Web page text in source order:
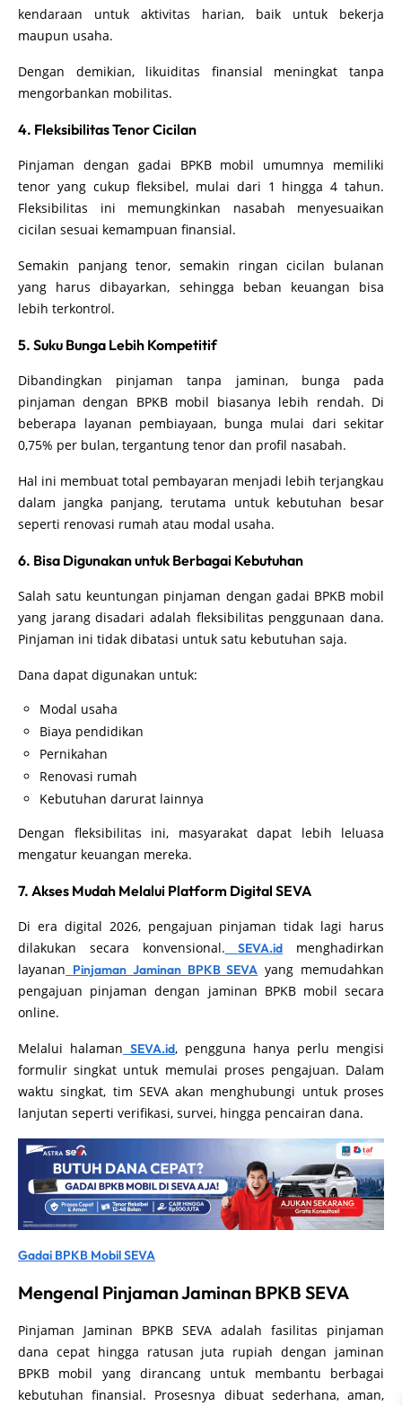
kendaraan untuk aktivitas harian, baik untuk bekerja
maupun usaha.
Dengan demikian, likuiditas finansial meningkat tanpa
mengorbankan mobilitas.
4. Fleksibilitas Tenor Cicilan
Pinjaman dengan gadai BPKB mobil umumnya memiliki
tenor yang cukup fleksibel, mulai dari 1 hingga 4 tahun.
Fleksibilitas ini memungkinkan nasabah menyesuaikan
cicilan sesuai kemampuan finansial.
Semakin panjang tenor, semakin ringan cicilan bulanan
yang harus dibayarkan, sehingga beban keuangan bisa
lebih terkontrol.
5. Suku Bunga Lebih Kompetitif
Dibandingkan pinjaman tanpa jaminan, bunga pada
pinjaman dengan BPKB mobil biasanya lebih rendah. Di
beberapa layanan pembiayaan, bunga mulai dari sekitar
0,75% per bulan, tergantung tenor dan profil nasabah.
Hal ini membuat total pembayaran menjadi lebih terjangkau
dalam jangka panjang, terutama untuk kebutuhan besar
seperti renovasi rumah atau modal usaha.
6. Bisa Digunakan untuk Berbagai Kebutuhan
Salah satu keuntungan pinjaman dengan gadai BPKB mobil
yang jarang disadari adalah fleksibilitas penggunaan dana.
Pinjaman ini tidak dibatasi untuk satu kebutuhan saja.
Dana dapat digunakan untuk:
Modal usaha
Biaya pendidikan
Pernikahan
Renovasi rumah
Kebutuhan darurat lainnya
Dengan fleksibilitas ini, masyarakat dapat lebih leluasa
mengatur keuangan mereka.
7. Akses Mudah Melalui Platform Digital SEVA
Di era digital 2026, pengajuan pinjaman tidak lagi harus
dilakukan secara konvensional.
SEVA.id menghadirkan
layanan Pinjaman Jaminan BPKB SEVA yang memudahkan
pengajuan pinjaman dengan jaminan BPKB mobil secara
online.
Melalui halaman SEVA.id, pengguna hanya perlu mengisi
formulir singkat untuk memulai proses pengajuan. Dalam
waktu singkat, tim SEVA akan menghubungi untuk proses
lanjutan seperti verifikasi, survei, hingga pencairan dana.
Gadai BPKB Mobil SEVA
Mengenal Pinjaman Jaminan BPKB SEVA
Pinjaman Jaminan BPKB SEVA adalah fasilitas pinjaman
dana cepat hingga ratusan juta rupiah dengan jaminan
BPKB mobil yang dirancang untuk membantu berbagai
kebutuhan finansial. Prosesnya dibuat sederhana, aman,